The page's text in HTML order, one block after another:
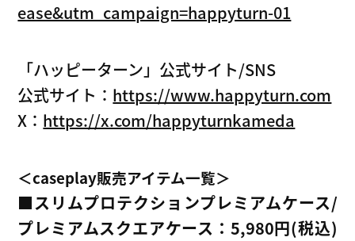
ease&utm_campaign=happyturn-01
「ハッピーターン」公式サイト/SNS
公式サイト： https://www.happyturn.com
X： https://x.com/happyturnkameda
＜caseplay販売アイテム一覧＞
■スリムプロテクションプレミアムケース/
プレミアムスクエアケース：5,980円(税込)